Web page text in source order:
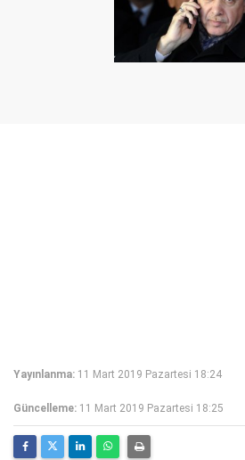
Yayınlanma: 11 Mart 2019 Pazartesi 18:24
Güncelleme: 11 Mart 2019 Pazartesi 18:25